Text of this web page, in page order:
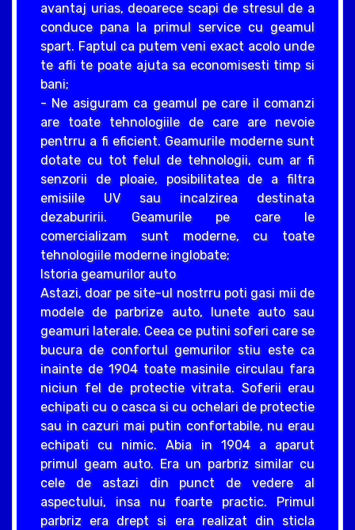
avantaj urias, deoarece scapi de stresul de a
conduce pana la primul service cu geamul
spart. Faptul ca putem veni exact acolo unde
te afli te poate ajuta sa economisesti timp si
bani;
- Ne asiguram ca geamul pe care il comanzi
are toate tehnologiile de care are nevoie
pentrru a fi eficient. Geamurile moderne sunt
dotate cu tot felul de tehnologii, cum ar fi
senzorii de ploaie, posibilitatea de a filtra
emisiile UV sau incalzirea destinata
dezaburirii. Geamurile pe care le
comercializam sunt moderne, cu toate
tehnologiile moderne inglobate;
Istoria geamurilor auto
Astazi, doar pe site-ul nostrru poti gasi mii de
modele de parbrize auto, lunete auto sau
geamuri laterale. Ceea ce putini soferi care se
bucura de confortul gemurilor stiu este ca
inainte de 1904 toate masinile circulau fara
niciun fel de protectie vitrata. Soferii erau
echipati cu o casca si cu ochelari de protectie
sau in cazuri mai putin confortabile, nu erau
echipati cu nimic. Abia in 1904 a aparut
primul geam auto. Era un parbriz similar cu
cele de astazi din punct de vedere al
aspectului, insa nu foarte practic. Primul
parbriz era drept si era realizat din sticla